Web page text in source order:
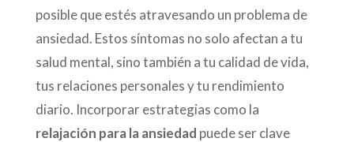
posible que estés atravesando un problema de
ansiedad. Estos síntomas no solo afectan a tu
salud mental, sino también a tu calidad de vida,
tus relaciones personales y tu rendimiento
diario. Incorporar estrategias como la
relajación para la ansiedad puede ser clave